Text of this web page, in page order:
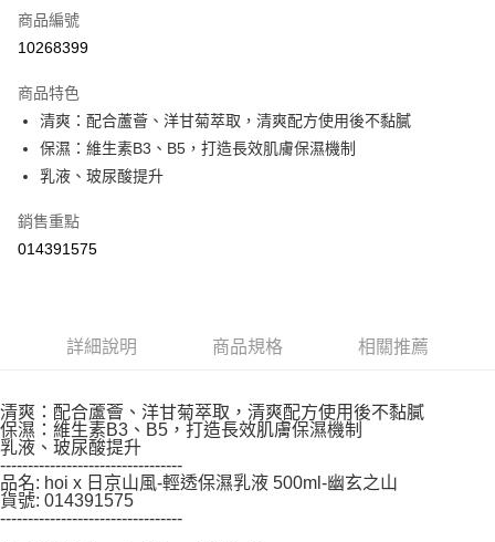
【「AFTEE先享後付」結帳流程】
結帳頁面，進行簡訊認證並確認金額後，即可完成結帳。
３．收到繳費通知簡訊後14天內，點擊此簡訊中的連結，可透過四大超商／
ATM／網路銀行／等多元方式進行付款，方視為交易完成。
購買商品的店家。未經商家同意取消之訂單仍視為有效，需透過AFTEE先享
後付繳納相關費用。
是否繳費成功／繳費後需取消欲退款等相關疑問，請聯繫「AFTEE先享後付
權轉讓予恩沛科技股份有限公司。
２．關於個人資料處理事宜，請瀏覽以下網址：
「AFTEE先享後付」，若未經同意申辦者引起之損失，本公司不負相關責
任。
４．使用「AFTEE先享後付」時，將依據個別帳號之用戶狀況，依本公司即
時審查核予不同之上限額度；若仍有額度不足之情形，本公司將視審查結果
請求用戶進行身份認證。
５．嚴禁一人註冊多個帳號或使用他人資訊註冊。若發現惡意使用之情形，
商品編號
10268399
商品特色
清爽：配合蘆薈、洋甘菊萃取，清爽配方使用後不黏膩
保濕：維生素B3、B5，打造長效肌膚保濕機制
乳液、玻尿酸提升
銷售重點
014391575
詳細說明 商品規格 相關推薦
清爽：配合蘆薈、洋甘菊萃取，清爽配方使用後不黏膩
保濕：維生素B3、B5，打造長效肌膚保濕機制
乳液、玻尿酸提升
---------------------------------
品名: hoi x 日京山風-輕透保濕乳液 500ml-幽玄之山
貨號: 014391575
---------------------------------